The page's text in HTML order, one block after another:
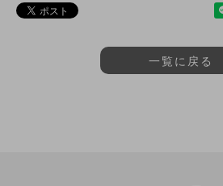
一覧に戻る